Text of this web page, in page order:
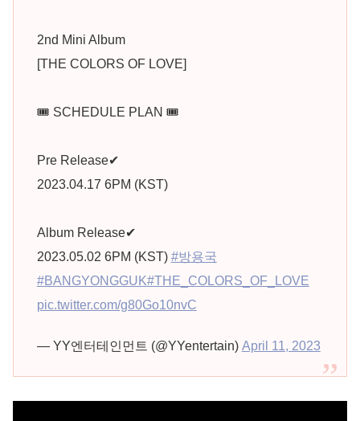
2nd Mini Album
[THE COLORS OF LOVE]
🎟 SCHEDULE PLAN 🎟
Pre Release✔
2023.04.17 6PM (KST)
Album Release✔
2023.05.02 6PM (KST) #방용국
#BANGYONGGUK#THE_COLORS_OF_LOVE
pic.twitter.com/g80Go10nvC
— YY엔터테인먼트 (@YYentertain) April 11, 2023